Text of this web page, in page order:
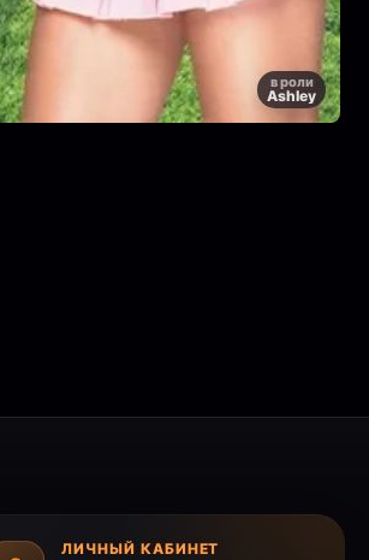
в роли
Ashley
ЛИЧНЫЙ КАБИНЕТ